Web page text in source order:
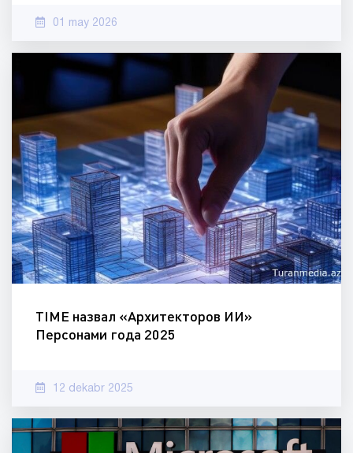
01 may 2026
TIME назвал «Архитекторов ИИ»
Персонами года 2025
12 dekabr 2025